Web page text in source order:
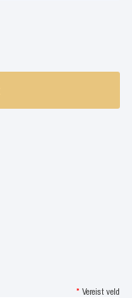
* Vereist veld